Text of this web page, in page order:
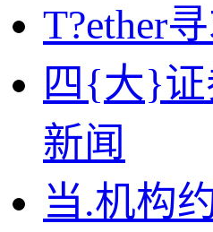
T?ether
四{大}证
新闻
当.机构